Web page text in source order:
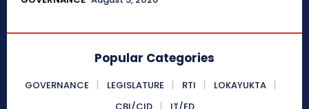
Popular Categories
GOVERNANCE LEGISLATURE RTI
LOKAYUKTA